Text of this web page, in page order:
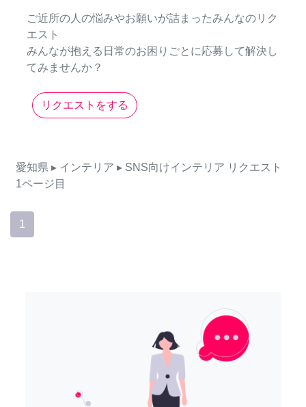
ご近所の人の悩みやお願いが詰まったみんなのリク
エスト
みんなが抱える日常のお困りごとに応募して解決し
てみませんか？
リクエストをする
愛知県 ▸ インテリア ▸ SNS向けインテリア リクエスト
1ページ目
1